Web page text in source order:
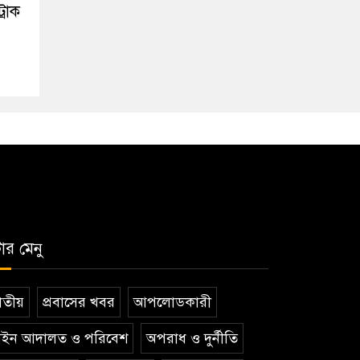
মেনু
প্রবাসের খবর আপলোডকারী
আদালত ও পরিবেশ অপরাধ ও দুর্নীতি